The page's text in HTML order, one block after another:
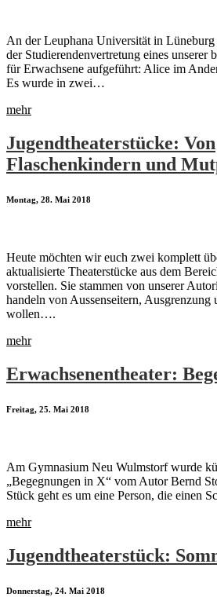
An der Leuphana Universität in
der Studierendenvertretung eines unserer
für Erwachsene aufgeführt: Alice im
Es wurde in zwei…
mehr
Jugendtheaterstücke: Von
Flaschenkindern und
Montag, 28. Mai 2018
Heute möchten wir euch zwei komplett
aktualisierte Theaterstücke aus dem
vorstellen. Sie stammen von unserer
handeln von Aussenseitern, Ausgrenzung
wollen….
mehr
Erwachsenentheater:
Freitag, 25. Mai 2018
Am Gymnasium Neu Wulmstorf wurde
„Begegnungen in X“ vom Autor Bernd
Stück geht es um eine Person, die einen
mehr
Jugendtheaterstück:
Donnerstag, 24. Mai 2018